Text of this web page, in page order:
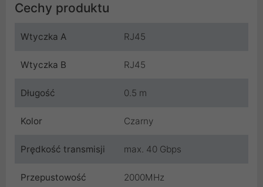
Cechy produktu
Wtyczka A RJ45
Wtyczka B RJ45
Długość 0.5 m
Kolor Czarny
Prędkość transmisji max. 40 Gbps
Przepustowość 2000MHz